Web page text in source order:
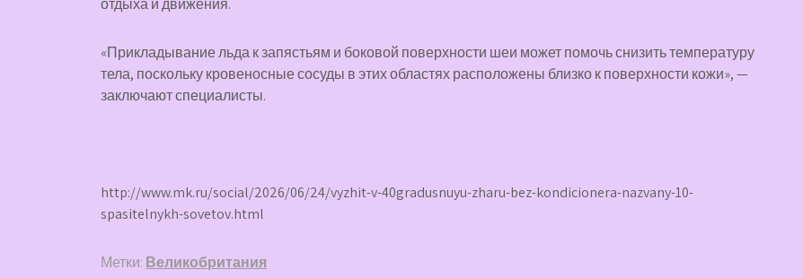
отдыха и движения.
«Прикладывание льда к запястьям и боковой поверхности шеи может помочь снизить температуру
тела, поскольку кровеносные сосуды в этих областях расположены близко к поверхности кожи», —
заключают специалисты.
http://www.mk.ru/social/2026/06/24/vyzhit-v-40gradusnuyu-zharu-bez-kondicionera-nazvany-10-
spasitelnykh-sovetov.html
Метки: Великобритания